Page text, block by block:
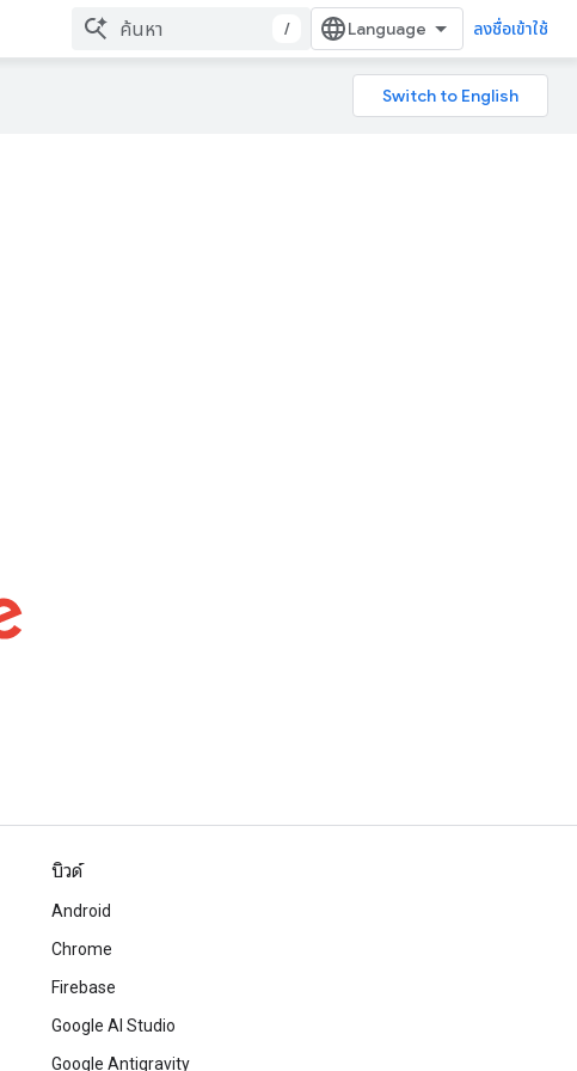
/ ลงชื่อเข้าใช้
บิวด์
Android
Chrome
Firebase
Google AI Studio
Google Antigravity